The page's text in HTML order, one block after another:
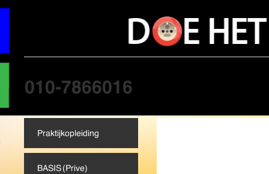
praktijkcursus, elektriciteit,
opleiding elektriciteit,
opleidingen, elektricien,
technische kennis, cursus,
elektromonteur, electricien,